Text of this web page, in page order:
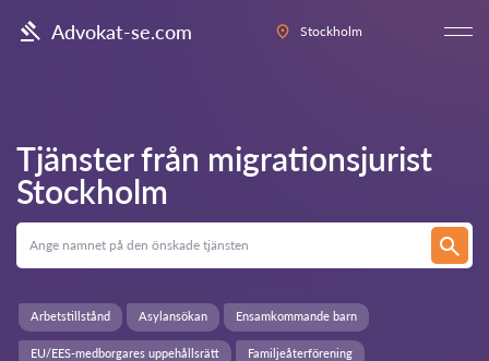
Advokat-se.com Stockholm
Tjänster från migrationsjurist
Stockholm
Arbetstillstånd Asylansökan Ensamkommande barn
EU/EES-medborgares uppehållsrätt Familjeåterförening